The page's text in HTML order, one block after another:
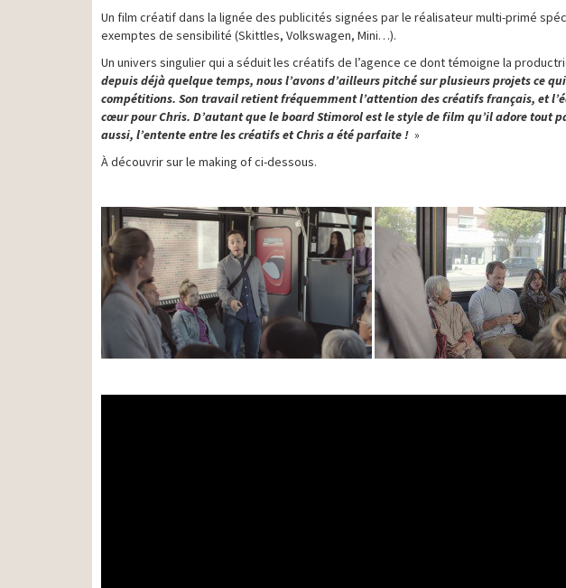
Un film créatif dans la lignée des publicités signées par le réalisateur multi-primé
exemptes de sensibilité (Skittles, Volkswagen, Mini…).
Un univers singulier qui a séduit les créatifs de l’agence ce dont témoigne la
depuis déjà quelque temps, nous l’avons d’ailleurs pitché sur plusieurs projets ce
compétitions. Son travail retient fréquemment l’attention des créatifs français, et
cœur pour Chris. D’autant que le board Stimorol est le style de film qu’il adore tout
aussi, l’entente entre les créatifs et Chris a été parfaite ! »
À découvrir sur le making of ci-dessous.